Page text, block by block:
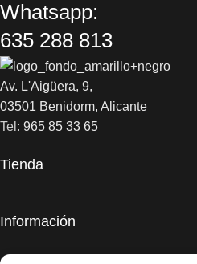
Whatsapp:
635 288 813
Av. L'Aigüera, 9,
03501 Benidorm, Alicante
Tel: 965 85 33 65
Tienda
Información